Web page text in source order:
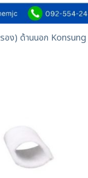
อง) ด้านนอก Konsung